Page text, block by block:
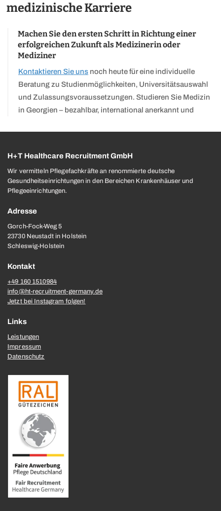
medizinische Karriere
Machen Sie den ersten Schritt in Richtung einer
erfolgreichen Zukunft als Medizinerin oder
Mediziner
Kontaktieren Sie uns noch heute für eine individuelle
Beratung zu Studienmöglichkeiten, Universitätsauswahl
und Zulassungsvoraussetzungen. Studieren Sie Medizin
in Georgien – bezahlbar, international anerkannt und
H+T Healthcare Recruitment GmbH
Wir vermitteln Pflegefachkräfte an renommierte deutsche
Gesundheitseinrichtungen in den Bereichen Krankenhäuser und
Pflegeeinrichtungen.
Adresse
Gorch-Fock-Weg 5
23730 Neustadt in Holstein
Schleswig-Holstein
Kontakt
+49 160 1510984
info@ht-recruitment-germany.de
Jetzt bei Instagram folgen!
Links
Leistungen
Impressum
Datenschutz